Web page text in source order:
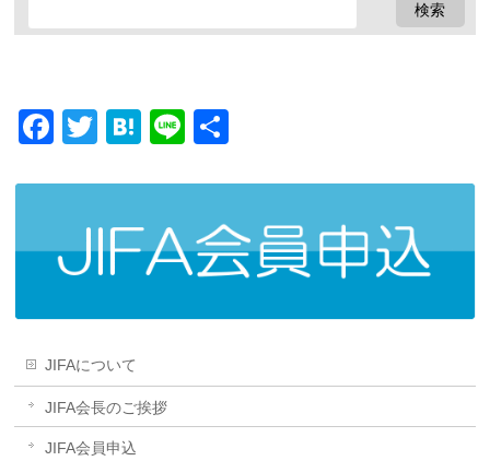
Facebook
Twitter
Hatena
Line
JIFAについて
JIFA会長のご挨拶
JIFA会員申込